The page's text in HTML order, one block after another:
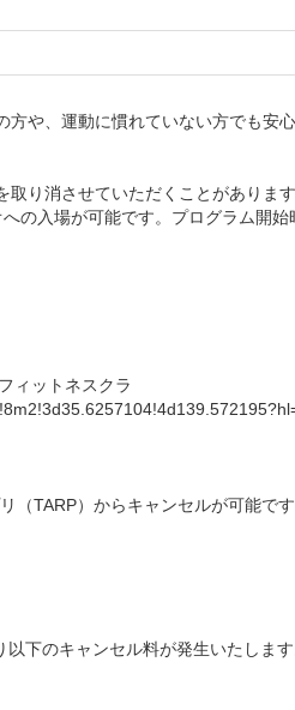
や、運動に慣れていない方でも安
り消させていただくことがありま
の入場が可能です。プログラム開始
ィットネスクラ
（TARP）からキャンセルが可能です
下のキャンセル料が発生いたします